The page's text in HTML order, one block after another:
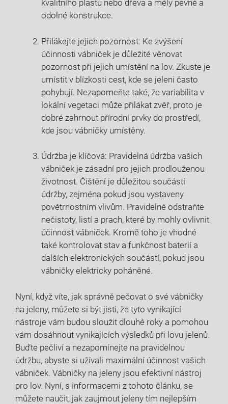
kvalitního plastu nebo dřeva a měly pevné a
odolné konstrukce.
Přilákejte jejich pozornost: Ke zvýšení
účinnosti vábniček je důležité věnovat
pozornost při jejich umístění na lov. Zkuste je
umístit v blízkosti cest, kde se jeleni často
pohybují. Nezapomeňte také, že variabilita v
lokální vegetaci může přilákat zvěř, proto je
dobré zahrnout přírodní prvky do prostředí,
kde jsou vábničky umístěny.
Údržba je klíčová: Pravidelná údržba vašich
vábniček je zásadní pro jejich prodlouženou
životnost. Čištění je důležitou součástí
údržby, zejména pokud jsou vystaveny
povětrnostním vlivům. Pravidelně odstraňte
nečistoty, listí a prach, které by mohly ovlivnit
účinnost vábniček. Kromě toho je vhodné
také kontrolovat stav a funkčnost baterií a
dalších elektronických součástí, pokud jsou
vábničky elektricky poháněné.
Nyní, když víte, jak správně pečovat o své vábničky
na jeleny, můžete si být jisti, že tyto vynikající
nástroje vám budou sloužit dlouhé roky a pomohou
vám dosáhnout vynikajících výsledků při lovu jelenů.
Buďte pečliví a nezapomínejte na pravidelnou
údržbu, abyste si užívali maximální účinnost vašich
vábniček. Vábničky na jeleny jsou efektivní nástroj
pro lov. Nyní, s informacemi z tohoto článku, se
můžete naučit, jak zaujmout jeleny tím nejlepším